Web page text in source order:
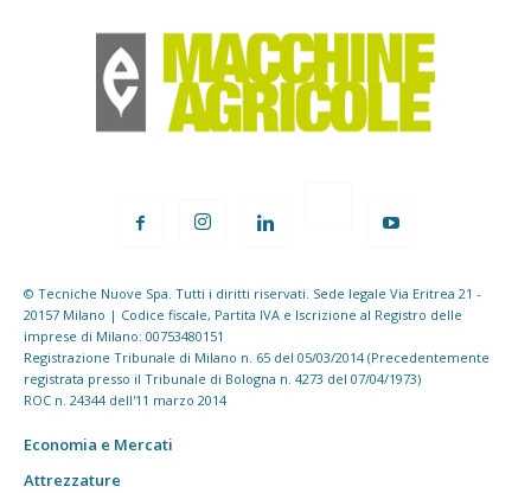
© Tecniche Nuove Spa. Tutti i diritti riservati. Sede legale Via Eritrea 21 -
20157 Milano | Codice fiscale, Partita IVA e Iscrizione al Registro delle
imprese di Milano: 00753480151
Registrazione Tribunale di Milano n. 65 del 05/03/2014 (Precedentemente
registrata presso il Tribunale di Bologna n. 4273 del 07/04/1973)
ROC n. 24344 dell'11 marzo 2014
Economia e Mercati
Attrezzature